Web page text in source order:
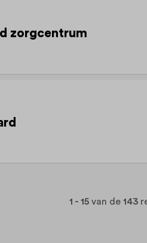
zorgcentrum
1 - 15van de 143